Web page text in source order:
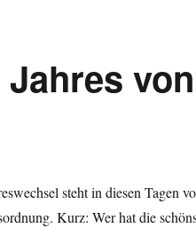
steht in diesen Tagen
Kurz: Wer hat die